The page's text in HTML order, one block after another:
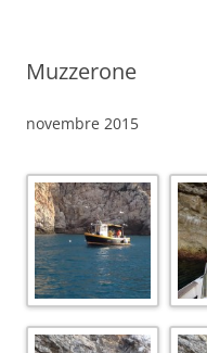
Muzzerone
novembre 2015